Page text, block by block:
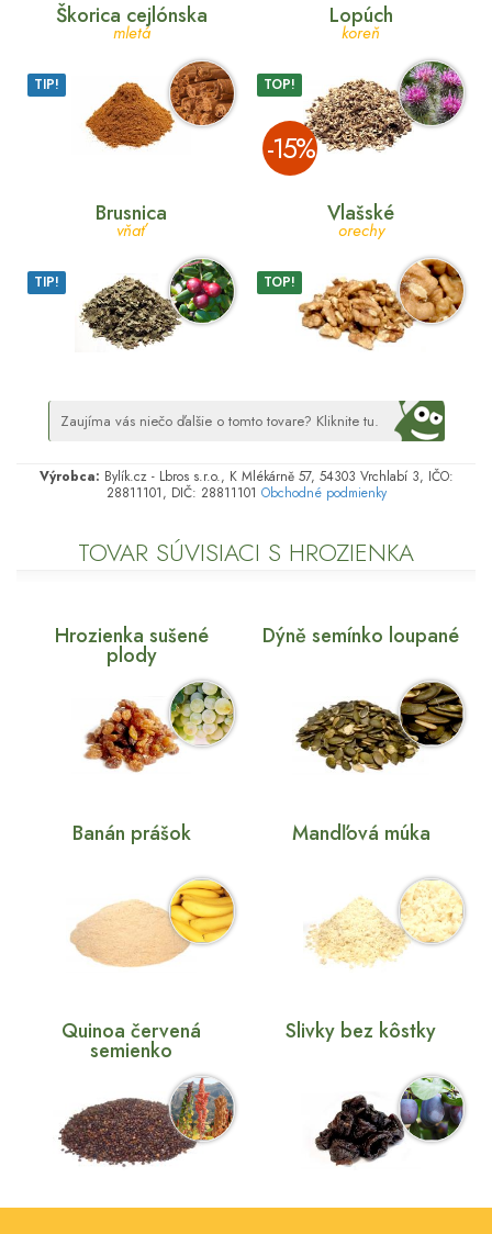
Škorica cejlónska
mletá
TIP!
Lopúch
koreň
TOP!
­-15%
Brusnica
vňať
TIP!
Vlašské
orechy
TOP!
Zaujíma vás niečo ďalšie o tomto tovare? Kliknite tu.
Výrobca: Bylík.cz - Lbros s.r.o., K Mlékárně 57, 54303 Vrchlabí 3, IČO:
28811101, DIČ: 28811101 Obchodné podmienky
TOVAR SÚVISIACI S HROZIENKA
Hrozienka sušené
plody
Dýně semínko loupané
Banán prášok Mandľová múka
Quinoa červená
semienko
Slivky bez kôstky